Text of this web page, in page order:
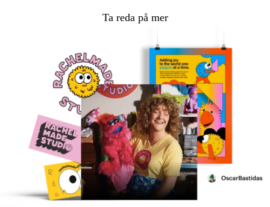
Ta reda på mer